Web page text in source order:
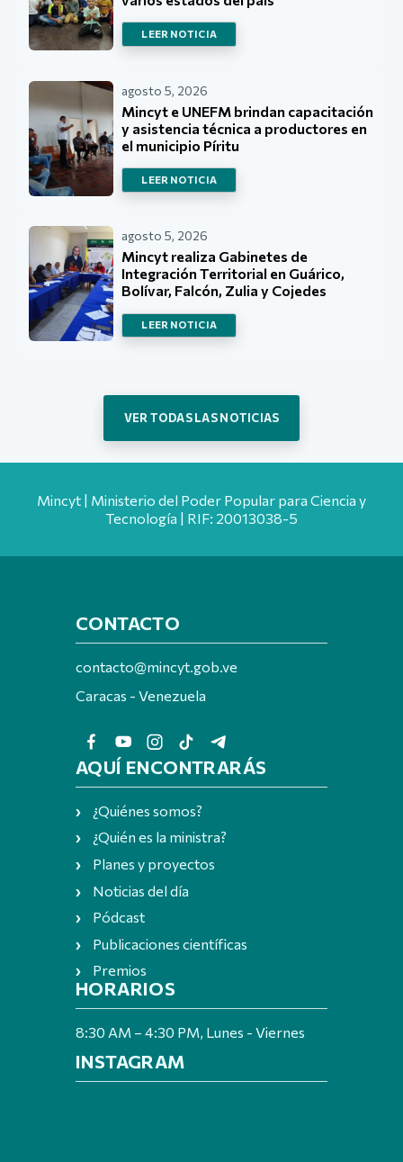
LEER NOTICIA
agosto 5, 2026
Mincyt e UNEFM brindan capacitación
y asistencia técnica a productores en
el municipio Píritu
LEER NOTICIA
agosto 5, 2026
Mincyt realiza Gabinetes de
Integración Territorial en Guárico,
Bolívar, Falcón, Zulia y Cojedes
LEER NOTICIA
VER TODAS LAS NOTICIAS
Mincyt | Ministerio del Poder Popular para Ciencia y
Tecnología | RIF: 20013038-5
CONTACTO
contacto@mincyt.gob.ve
Caracas - Venezuela
AQUÍ ENCONTRARÁS
¿Quiénes somos?
¿Quién es la ministra?
Planes y proyectos
Noticias del día
Pódcast
Publicaciones científicas
Premios
HORARIOS
8:30 AM – 4:30 PM, Lunes - Viernes
INSTAGRAM